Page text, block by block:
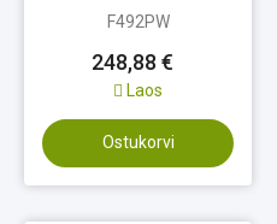
White
F492PW
248,88 €
Laos
Ostukorvi